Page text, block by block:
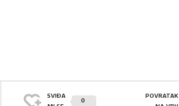
SVIĐA
0
POVRATAK